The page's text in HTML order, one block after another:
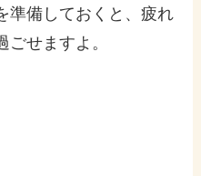
準備しておくと、疲れ
せますよ。